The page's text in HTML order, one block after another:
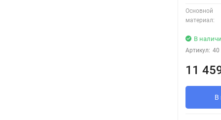
Основной
материал:
В
Артикул: 40
11
В